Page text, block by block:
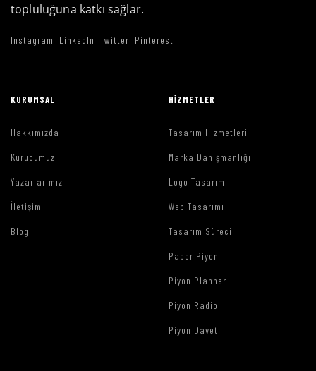
topluluğuna katkı sağlar.
Instagram LinkedIn Twitter Pinterest
KURUMSAL
Hakkımızda
Kurucumuz
Yazarlarımız
İletişim
Blog
HIZMETLER
Tasarım Hizmetleri
Marka Danışmanlığı
Logo Tasarımı
Web Tasarımı
Tasarım Süreci
Paper Piyon
Piyon Planner
Piyon Radio
Piyon Davet